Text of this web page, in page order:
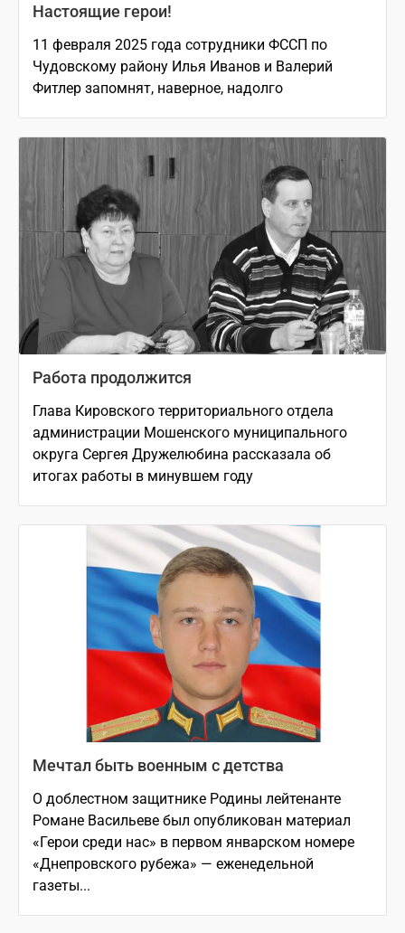
Настоящие герои!
11 февраля 2025 года сотрудники ФССП по
Чудовскому району Илья Иванов и Валерий
Фитлер запомнят, наверное, надолго
Работа продолжится
Глава Кировского территориального отдела
администрации Мошенского муниципального
округа Сергея Дружелюбина рассказала об
итогах работы в минувшем году
Мечтал быть военным с детства
О доблестном защитнике Родины лейтенанте
Романе Васильеве был опубликован материал
«Герои среди нас» в первом январском номере
«Днепровского рубежа» — еженедельной
газеты...